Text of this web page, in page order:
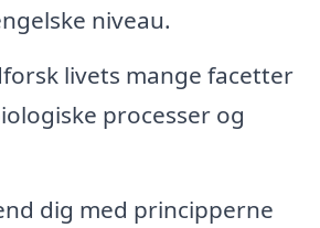
niveau.
livets mange facetter
processer og
dig med principperne